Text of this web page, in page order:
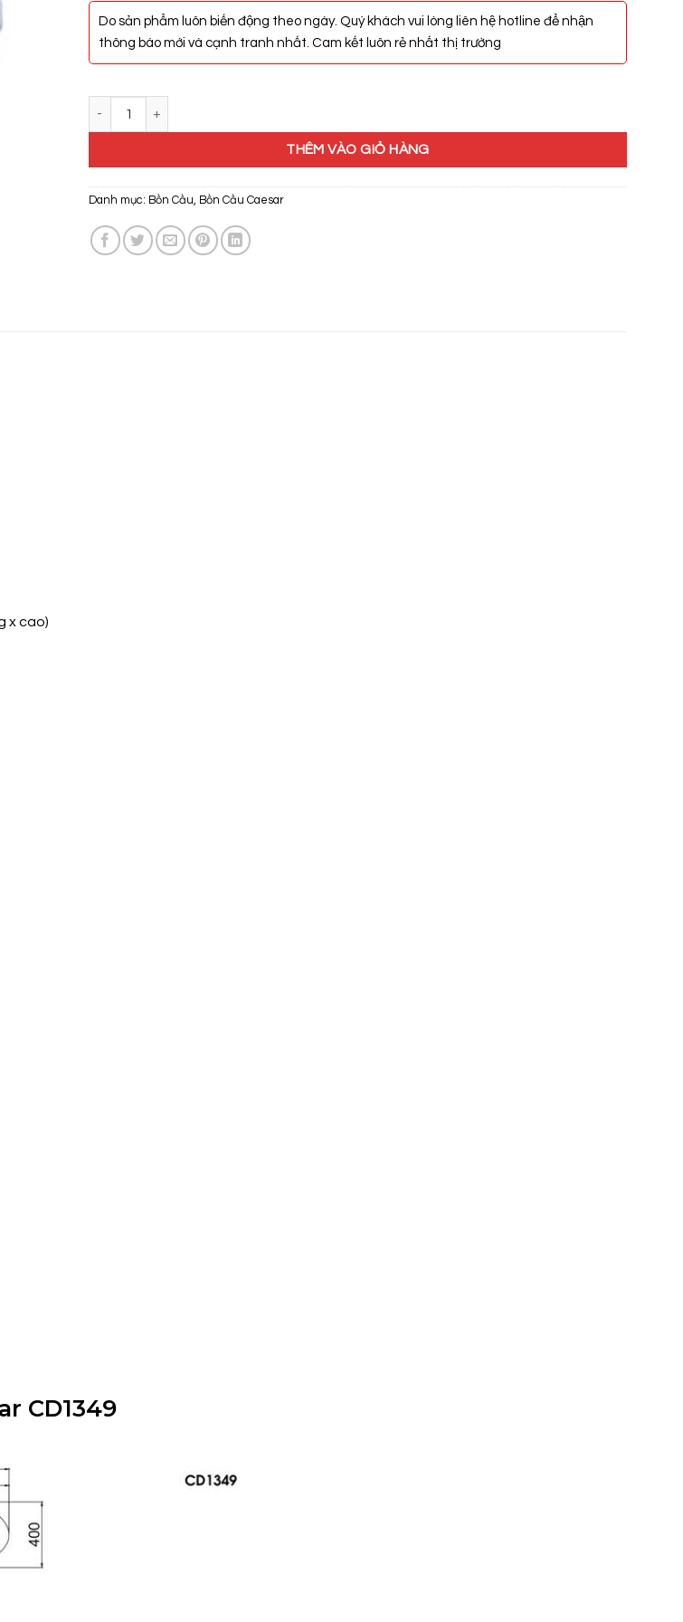
Do sản phẩm luôn biến động theo ngày. Quý khách vui lòng liên hệ hotline để nhận
thông báo mới và cạnh tranh nhất. Cam kết luôn rẻ nhất thị trường
THÊM VÀO GIỎ HÀNG
Danh mục: Bồn Cầu, Bồn Cầu Caesar
x cao)
CD1349